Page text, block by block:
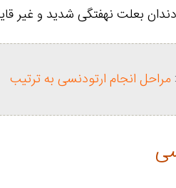
بعلت نهفتگی شدید و غیر
مراحل انجام ارتودنسی به ترتیب